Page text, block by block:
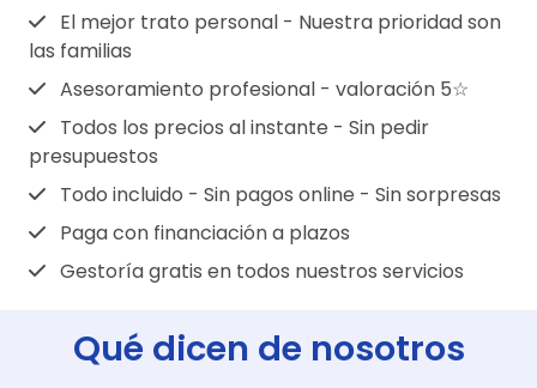
estas empresas no están obligadas a
alquilar sus tanatorios a otras funerarias, ya
escoger.
porque en ocasiones, puede ser obligatorio
contratar la funeraria y/o tanatorio
definidos por la aseguradora.
El mejor trato personal - Nuestra prioridad son
las familias
Asesoramiento profesional - valoración 5☆
Todos los precios al instante - Sin pedir
presupuestos
Todo incluido - Sin pagos online - Sin sorpresas
Paga con financiación a plazos
Gestoría gratis en todos nuestros servicios
Qué dicen de nosotros